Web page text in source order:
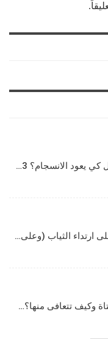
يعود الانسجام؟ 3…
الثياب (وعلى…
وكيف تتعافى منها؟…